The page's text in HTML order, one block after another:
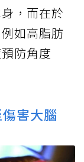
，而在於
如高脂肪
防角度
害大腦